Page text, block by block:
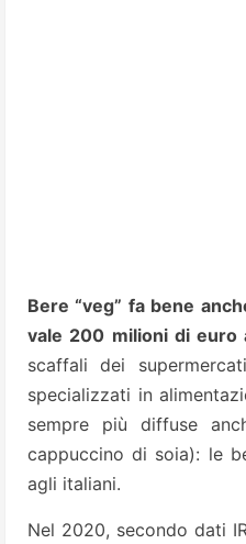
Bere “veg” fa bene
vale 200 milioni di euro
scaffali dei
specializzati in
sempre più diffuse
cappuccino di soia): le
agli italiani.
Nel 2020, secondo dati